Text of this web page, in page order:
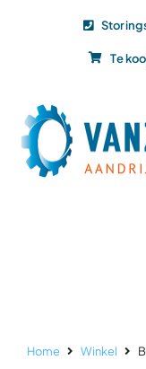
Te
Home Winkel